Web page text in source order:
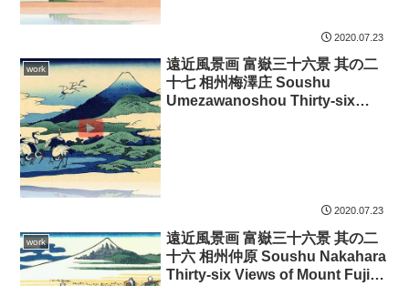
2020.07.23
work
遠近風景画 富嶽三十六景 其の二
十七 相州梅澤庄 Soushu
Umezawanoshou Thirty-six
2020.07.23
work
遠近風景画 富嶽三十六景 其の二
十六 相州仲原 Soushu Nakahara
Thirty-six Views of Mount Fuji